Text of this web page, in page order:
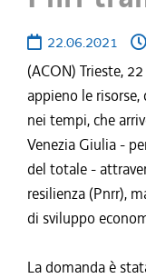
22.06.2021
(ACON) Trieste,
appieno le
nei tempi, che
Venezia Giulia -
del totale -
resilienza (Pnrr),
di sviluppo
La domanda è